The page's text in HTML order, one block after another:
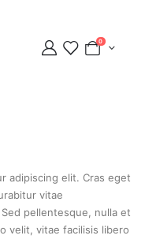
0
adipiscing elit. Cras eget
vitae
pellentesque, nulla et
velit, vitae facilisis libero